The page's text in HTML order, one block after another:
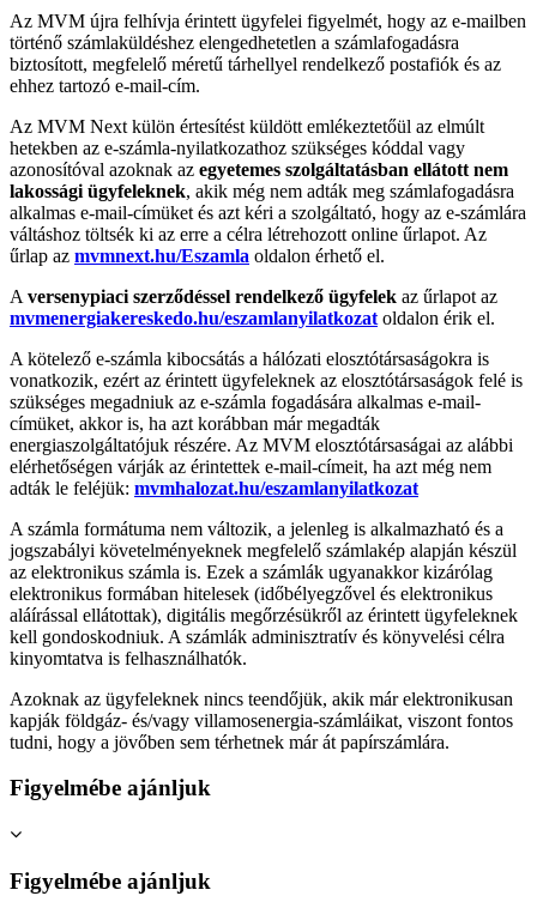
Az MVM újra felhívja érintett ügyfelei figyelmét, hogy az e-mailben
történő számlaküldéshez elengedhetetlen a számlafogadásra
biztosított, megfelelő méretű tárhellyel rendelkező postafiók és az
ehhez tartozó e-mail-cím.
Az MVM Next külön értesítést küldött emlékeztetőül az elmúlt
hetekben az e-számla-nyilatkozathoz szükséges kóddal vagy
azonosítóval azoknak az egyetemes szolgáltatásban ellátott nem
lakossági ügyfeleknek, akik még nem adták meg számlafogadásra
alkalmas e-mail-címüket és azt kéri a szolgáltató, hogy az e-számlára
váltáshoz töltsék ki az erre a célra létrehozott online űrlapot. Az
űrlap az mvmnext.hu/Eszamla oldalon érhető el.
A versenypiaci szerződéssel rendelkező ügyfelek az űrlapot az
mvmenergiakereskedo.hu/eszamlanyilatkozat oldalon érik el.
A kötelező e-számla kibocsátás a hálózati elosztótársaságokra is
vonatkozik, ezért az érintett ügyfeleknek az elosztótársaságok felé is
szükséges megadniuk az e-számla fogadására alkalmas e-mail-
címüket, akkor is, ha azt korábban már megadták
energiaszolgáltatójuk részére. Az MVM elosztótársaságai az alábbi
elérhetőségen várják az érintettek e-mail-címeit, ha azt még nem
adták le feléjük: mvmhalozat.hu/eszamlanyilatkozat
A számla formátuma nem változik, a jelenleg is alkalmazható és a
jogszabályi követelményeknek megfelelő számlakép alapján készül
az elektronikus számla is. Ezek a számlák ugyanakkor kizárólag
elektronikus formában hitelesek (időbélyegzővel és elektronikus
aláírással ellátottak), digitális megőrzésükről az érintett ügyfeleknek
kell gondoskodniuk. A számlák adminisztratív és könyvelési célra
kinyomtatva is felhasználhatók.
Azoknak az ügyfeleknek nincs teendőjük, akik már elektronikusan
kapják földgáz- és/vagy villamosenergia-számláikat, viszont fontos
tudni, hogy a jövőben sem térhetnek már át papírszámlára.
Figyelmébe ajánljuk
Figyelmébe ajánljuk